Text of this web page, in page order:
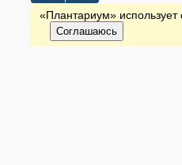
«Плантариум»
Соглашаюсь